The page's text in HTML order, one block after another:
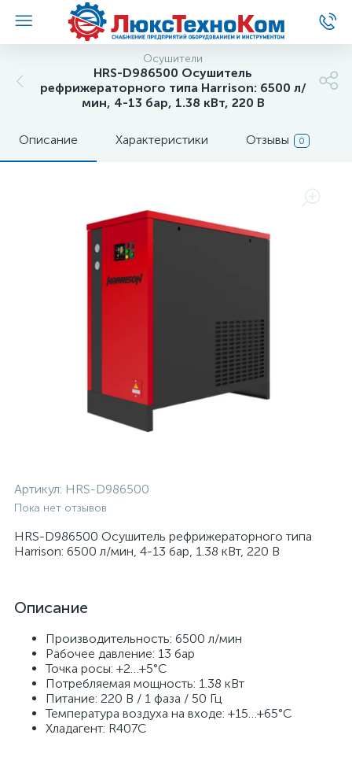
Осушители
HRS-D986500 Осушитель
рефрижераторного типа Harrison: 6500 л/
мин, 4-13 бар, 1.38 кВт, 220 В
Описание Характеристики Отзывы 0
Артикул: HRS-D986500
Пока нет отзывов
HRS-D986500 Осушитель рефрижераторного типа
Harrison: 6500 л/мин, 4-13 бар, 1.38 кВт, 220 В
Описание
Производительность: 6500 л/мин
Рабочее давление: 13 бар
Точка росы: +2…+5°C
Потребляемая мощность: 1.38 кВт
Питание: 220 В / 1 фаза / 50 Гц
Температура воздуха на входе: +15…+65°C
Хладагент: R407C